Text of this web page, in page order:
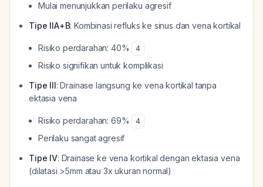
Mulai menunjukkan perilaku agresif
Tipe IIA+B: Kombinasi refluks ke sinus dan vena kortikal
Risiko perdarahan: 40% 4
Risiko signifikan untuk komplikasi
Tipe III: Drainase langsung ke vena kortikal tanpa
ektasia vena
Risiko perdarahan: 69% 4
Perilaku sangat agresif
Tipe IV: Drainase ke vena kortikal dengan ektasia vena
(dilatasi >5mm atau 3x ukuran normal)